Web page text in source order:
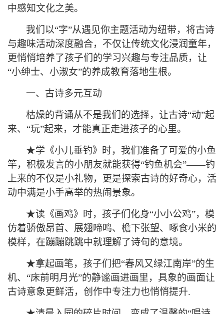
中感知文化之美。
我们 以“字”从遇见你主题活动为纽带，将古诗
与趣味活动深度融合，不仅让传统文化浸润童年，
更悄悄培养了孩子们的学习兴趣与专注品质，让
“小绅士、小淑女”的养成教育落地生根。
一、 古诗多元互动
枯燥的背诵从不是我们的选择，让古诗“动”起
来、“玩”起来，才能真正走进孩子的心里。
★学《小儿垂钓》时，我们准备了可爱的小鱼
竿，积极发言的小朋友就能获得“钓鱼机会”——钓
上来的不仅是小礼物，更是探索古诗的好奇心， 活
动中满是小手高举的热闹景象。
★读《画鸡》时，孩子们化身“小小公鸡”，模
仿着骄傲昂首、展翅啼鸣、檐下张望、啄食小米的
模样，在蹦蹦跳跳中就理解了诗句的意境。
★拿起画笔，孩子们把“春风又绿江南岸”的生
机、“床前明月光”的静谧画进画里，具象的画面让
古诗意象更鲜活，创作中专注力也悄悄提升.